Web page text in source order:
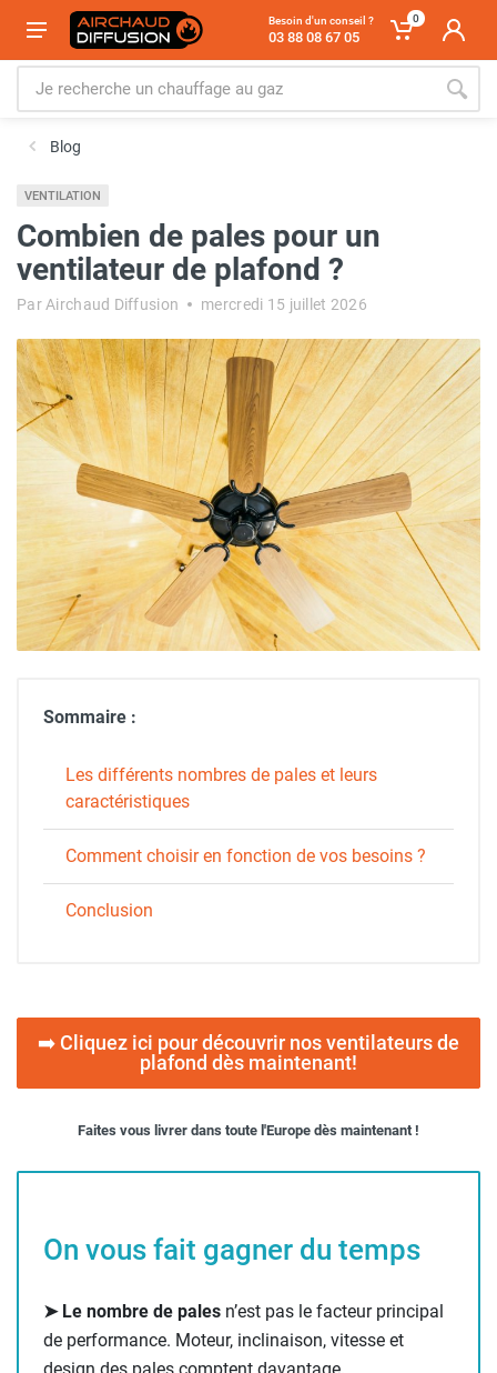
Besoin d'un conseil ?
03 88 08 67 05
0
Blog
VENTILATION
Combien de pales pour un
ventilateur de plafond ?
Par Airchaud Diffusion mercredi 15 juillet 2026
Sommaire :
Les différents nombres de pales et leurs
caractéristiques
Comment choisir en fonction de vos besoins ?
Conclusion
➡️ Cliquez ici pour découvrir nos ventilateurs de
plafond dès maintenant!
Faites vous livrer dans toute l'Europe dès maintenant !
On vous fait gagner du temps
➤ Le nombre de pales n’est pas le facteur principal
de performance. Moteur, inclinaison, vitesse et